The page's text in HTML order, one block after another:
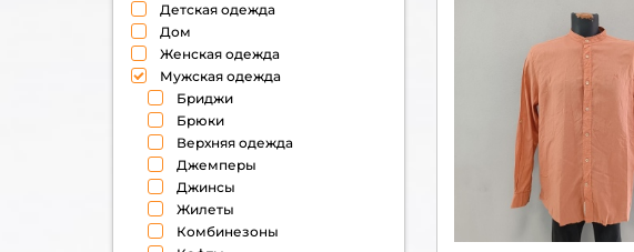
Детская одежда
Дом
Женская одежда
Мужская одежда
Бриджи
Брюки
Верхняя одежда
Джемперы
Джинсы
Жилеты
Комбинезоны